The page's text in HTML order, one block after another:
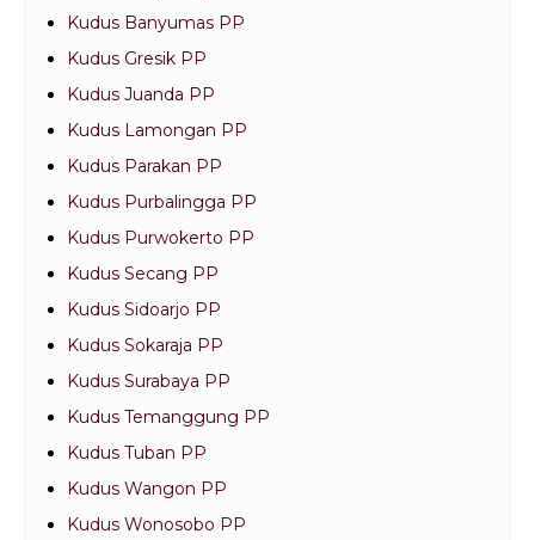
Kudus Banyumas PP
Kudus Gresik PP
Kudus Juanda PP
Kudus Lamongan PP
Kudus Parakan PP
Kudus Purbalingga PP
Kudus Purwokerto PP
Kudus Secang PP
Kudus Sidoarjo PP
Kudus Sokaraja PP
Kudus Surabaya PP
Kudus Temanggung PP
Kudus Tuban PP
Kudus Wangon PP
Kudus Wonosobo PP